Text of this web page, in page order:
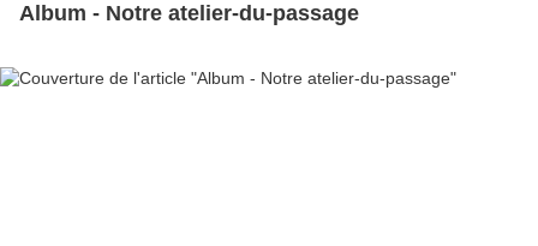
Album - Notre atelier-du-passage